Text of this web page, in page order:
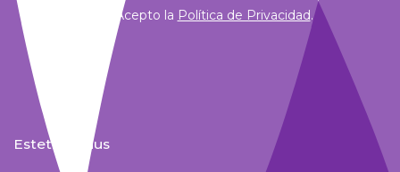
Acepto la Política de Privacidad.
Estetic Venus